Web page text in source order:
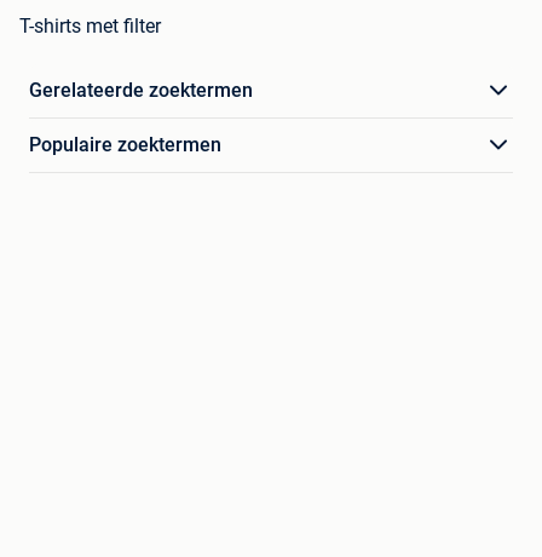
T-shirts met filter
Gerelateerde zoektermen
Populaire zoektermen